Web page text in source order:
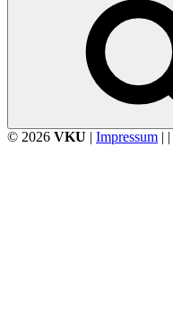
© 2026 VKU | Impressum | |